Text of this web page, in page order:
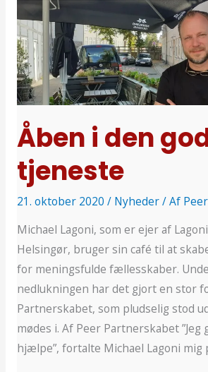
Åben i den
tjeneste
21. oktober 2020 / Nyheder/ Af
Michael Lagoni, som er ejer af
Helsingør, bruger sin café til at
for meningsfulde fællesskaber.
nedlukningen har det gjort en stor
Partnerskabet, som pludselig stod
mødes i. Af Peer Partnerskabet ”Jeg
hjælpe”, fortalte Michael Lagoni mig
Åben
i
den
gode
sags
tjeneste